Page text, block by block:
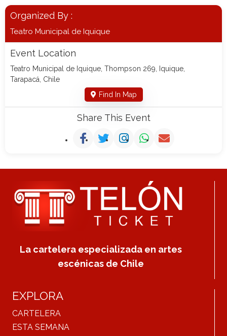
Organized By :
Teatro Municipal de Iquique
Event Location
Teatro Municipal de Iquique, Thompson 269, Iquique,
Tarapacá, Chile
Find In Map
Share This Event
La cartelera especializada en artes
escénicas de Chile
EXPLORA
CARTELERA
ESTA SEMANA